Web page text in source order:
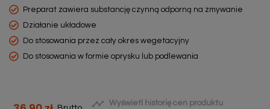
Preparat zawiera substancję czynną odporną na zmywanie
Działanie układowe
Do stosowania przez cały okres wegetacyjny
Do stosowania w formie oprysku lub podlewania
 Wyświetl historię cen produktu